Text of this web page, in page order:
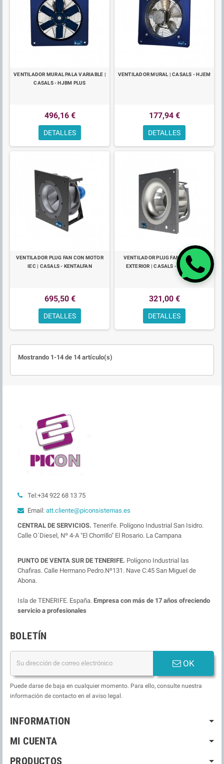
VENTILADOR MURAL PALA VARIABLE |
CASALS - HJBM PLUS
496,16 €
DETALLES
VENTILADOR MURAL | CASALS - HJEM
177,94 €
DETALLES
VENTILADOR PLUG FAN CON MOTOR
IEC | CASALS - KENTALFAN
695,50 €
DETALLES
VENTILADOR PLUG FAN DE ROTOR
EXTERIOR | CASALS - ENKELFAN
321,00 €
DETALLES
Mostrando 1-14 de 14 artículo(s)
Tel:+34 922 68 13 75
Email: att.cliente@piconsistemas.es
CENTRAL DE SERVICIOS. Tenerife. Polígono Industrial San Isidro.
Calle O´Diesel, Nº 4-A "El Chorrillo" El Rosario. La Campana
PUNTO DE VENTA SUR DE TENERIFE. Polígono Industrial las
Chafiras. Calle Hermano Pedro.Nº131. Nave C:45 San Miguel de
Abona.
Isla de TENERIFE. España. Empresa con más de 17 años ofreciendo
servicio a profesionales
BOLETÍN
OK
Puede darse de baja en cualquier momento. Para ello, consulte nuestra
información de contacto en el aviso legal.
INFORMATION
MI CUENTA
PRODUCTOS